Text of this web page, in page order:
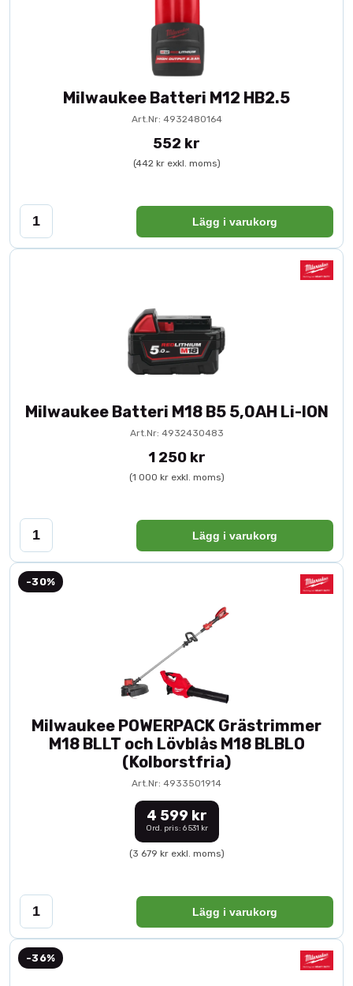
Milwaukee Batteri M12 HB2.5
Art.Nr: 4932480164
552 kr
(442 kr exkl. moms)
Lägg i varukorg
Milwaukee Batteri M18 B5 5,0AH Li-ION
Art.Nr: 4932430483
1 250 kr
(1 000 kr exkl. moms)
Lägg i varukorg
-30%
Milwaukee POWERPACK Grästrimmer
M18 BLLT och Lövblås M18 BLBLO
(Kolborstfria)
Art.Nr: 4933501914
4 599 kr
Ord. pris: 6 531 kr
(3 679 kr exkl. moms)
Lägg i varukorg
-36%